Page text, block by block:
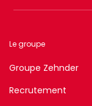
Le groupe
Groupe Zehnder
Recrutement